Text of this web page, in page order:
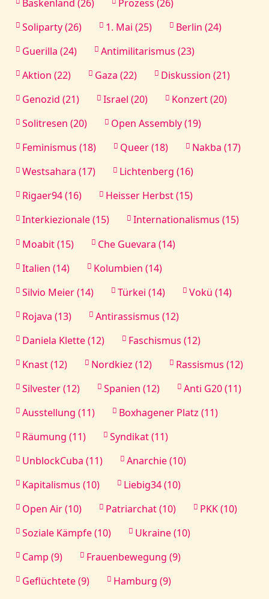
Baskenland (26)
Prozess (26)
Soliparty (26)
1. Mai (25)
Berlin (24)
Guerilla (24)
Antimilitarismus (23)
Aktion (22)
Gaza (22)
Diskussion (21)
Genozid (21)
Israel (20)
Konzert (20)
Solitresen (20)
Open Assembly (19)
Feminismus (18)
Queer (18)
Nakba (17)
Westsahara (17)
Lichtenberg (16)
Rigaer94 (16)
Heisser Herbst (15)
Interkiezionale (15)
Internationalismus (15)
Moabit (15)
Che Guevara (14)
Italien (14)
Kolumbien (14)
Silvio Meier (14)
Türkei (14)
Vokü (14)
Rojava (13)
Antirassismus (12)
Daniela Klette (12)
Faschismus (12)
Knast (12)
Nordkiez (12)
Rassismus (12)
Silvester (12)
Spanien (12)
Anti G20 (11)
Ausstellung (11)
Boxhagener Platz (11)
Räumung (11)
Syndikat (11)
UnblockCuba (11)
Anarchie (10)
Kapitalismus (10)
Liebig34 (10)
Open Air (10)
Patriarchat (10)
PKK (10)
Soziale Kämpfe (10)
Ukraine (10)
Camp (9)
Frauenbewegung (9)
Geflüchtete (9)
Hamburg (9)